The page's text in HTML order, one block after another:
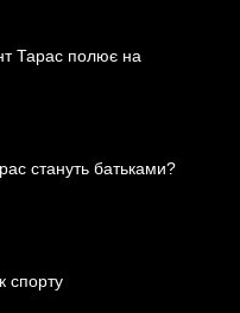
Тарас полює на
стануть батьками?
спорту